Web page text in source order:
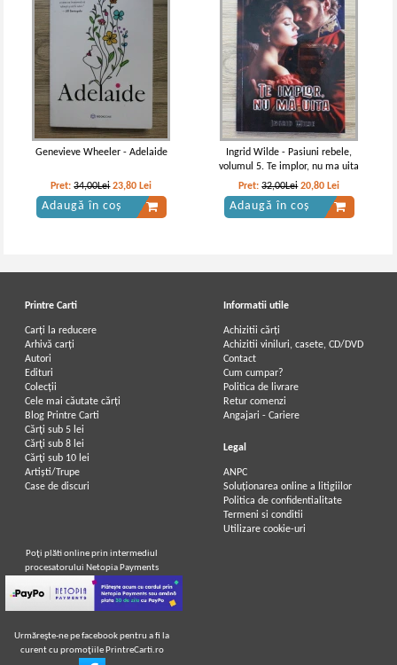
Genevieve Wheeler - Adelaide
Pret:34,00Lei 23,80 Lei
Adaugă în coș
Ingrid Wilde - Pasiuni rebele,
volumul 5. Te implor, nu ma uita
Pret:32,00Lei 20,80 Lei
Adaugă în coș
Printre Carti
Carți la reducere
Arhivă carți
Autori
Edituri
Colecții
Cele mai căutate cărți
Blog Printre Carti
Cărţi sub 5 lei
Cărţi sub 8 lei
Cărţi sub 10 lei
Artiști/Trupe
Case de discuri
Informatii utile
Achizitii cărți
Achizitii viniluri, casete, CD/DVD
Contact
Cum cumpar?
Politica de livrare
Retur comenzi
Angajari - Cariere
Legal
ANPC
Soluționarea online a litigiilor
Politica de confidentialitate
Termeni si conditii
Utilizare cookie-uri
Poţi plăti online prin intermediul
procesatorului Netopia Payments
Urmăreşte-ne pe facebook pentru a fi la
curent cu promoţiile PrintreCarti.ro